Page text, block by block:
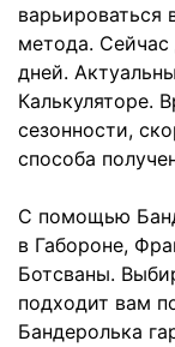
варьироваться
метода. Сейчас
дней.
Калькуляторе.
сезонности,
способа
С помощью
в Габороне,
Ботсваны.
подходит вам
Бандеролька